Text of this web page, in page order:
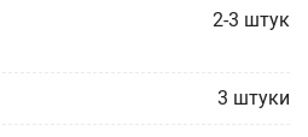
2-3 штук
3 штуки